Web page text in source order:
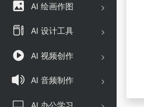
AI 绘画作图
AI 设计工具
AI 视频创作
AI 音频制作
AI 办公学习